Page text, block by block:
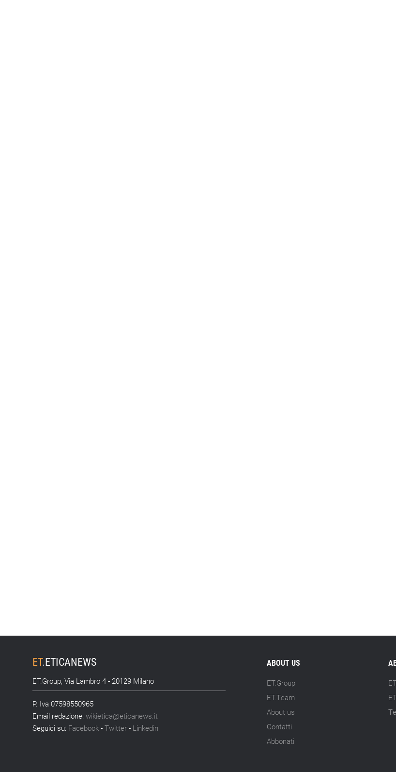
ET.ETICANEWS
ET.Group, Via Lambro 4 - 20129 Milano
P. Iva 07598550965
Email redazione:wikietica@eticanews.it
Seguici su: Facebook -Twitter - Linkedin
ABOUT US
ET.Group
ET.Team
About us
Contatti
Abbonati